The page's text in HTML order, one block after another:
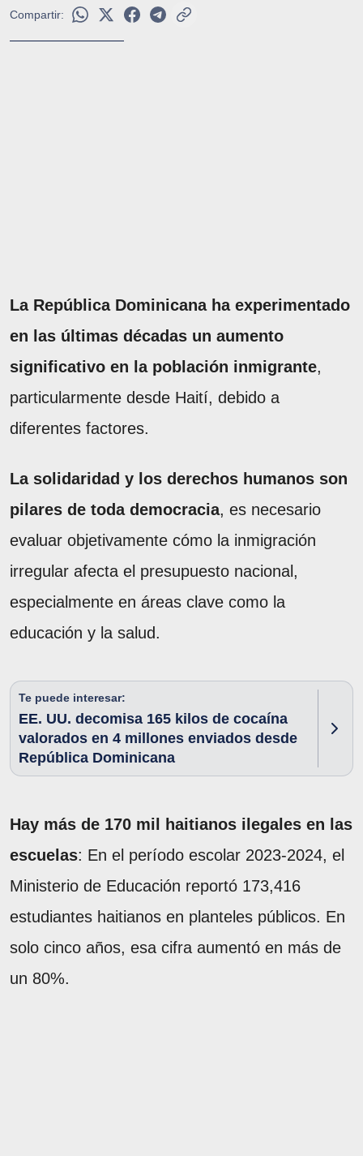
Compartir:
La República Dominicana ha experimentado
en las últimas décadas un aumento
significativo en la población inmigrante,
particularmente desde Haití, debido a
diferentes factores.
La solidaridad y los derechos humanos son
pilares de toda democracia, es necesario
evaluar objetivamente cómo la inmigración
irregular afecta el presupuesto nacional,
especialmente en áreas clave como la
educación y la salud.
Te puede interesar:
EE. UU. decomisa 165 kilos de cocaína
valorados en 4 millones enviados desde
República Dominicana
Hay más de 170 mil haitianos ilegales en las
escuelas: En el período escolar 2023-2024, el
Ministerio de Educación reportó 173,416
estudiantes haitianos en planteles públicos. En
solo cinco años, esa cifra aumentó en más de
un 80%.